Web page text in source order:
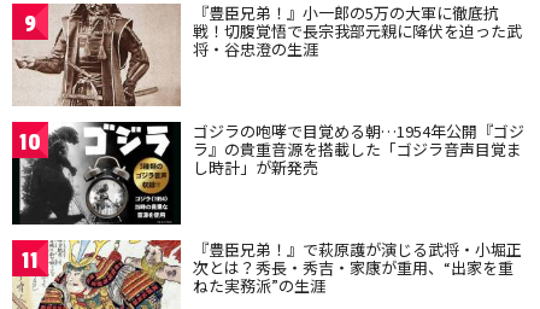
9 『豊臣兄弟！』小一郎の5万の大軍に徹底抗
戦！切腹覚悟で長宗我部元親に降伏を迫った武
将・谷忠澄の生涯
10 ゴジラの咆哮で目覚める朝…1954年公開『ゴジ
ラ』の貴重音源を搭載した「ゴジラ音声目覚ま
し時計」が新発売
11 『豊臣兄弟！』で萩原護が演じる武将・小堀正
次とは？秀長・秀吉・家康が重用、“出家を重
ねた実務派”の生涯